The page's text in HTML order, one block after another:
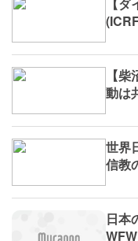
【
ン
【
動は
世界
信教
日本